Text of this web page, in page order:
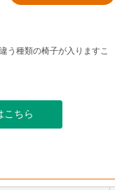
う種類の椅子が入りますこ
こちら